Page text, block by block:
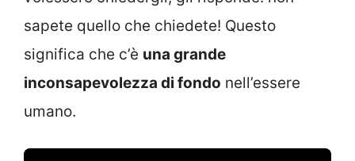
sapete quello che chiedete! Questo
significa che c’è una grande
inconsapevolezza di fondo nell’essere
umano.